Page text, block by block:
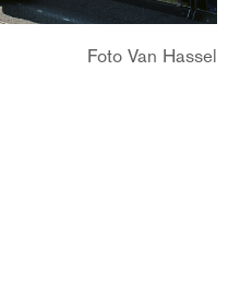
Foto Van Hassel